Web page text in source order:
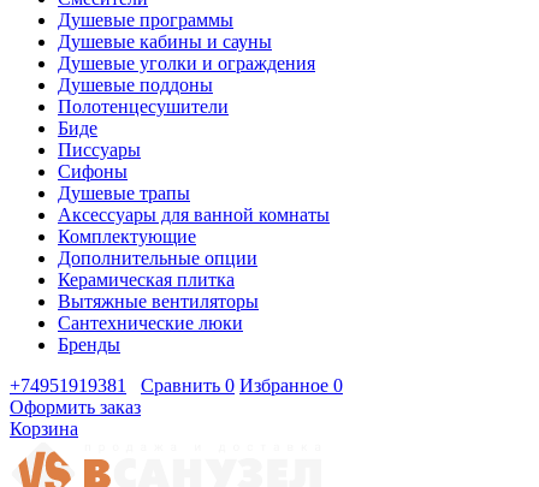
Душевые программы
Душевые кабины и сауны
Душевые уголки и ограждения
Душевые поддоны
Полотенцесушители
Биде
Писсуары
Сифоны
Душевые трапы
Аксессуары для ванной комнаты
Комплектующие
Дополнительные опции
Керамическая плитка
Вытяжные вентиляторы
Сантехнические люки
Бренды
+74951919381
Сравнить 0 Избранное 0
Оформить заказ
Корзина